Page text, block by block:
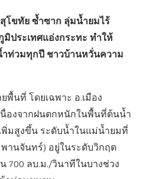
โขทัย ซ้ำซาก ลุ่มน้ำยมไร้
ประเทศแอ่งกระทะ ทำให้
ำท่วมทุกปี ชาวบ้านหวั่นความ
พื้นที่ โดยเฉพาะ อ.เมือง
องจากฝนตกหนักในพื้นที่ต้นน้ำ
มสูงขึ้น ระดับน้ำในแม่น้ำยมที่
านจันทร์) อยู่ในระดับวิกฤต
700 ลบ.ม./วินาทีในบางช่วง